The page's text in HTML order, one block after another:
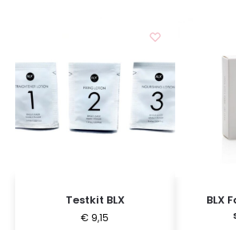
Testkit BLX
€ 9,15
BLX